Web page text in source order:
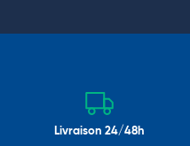
Livraison 24/48h